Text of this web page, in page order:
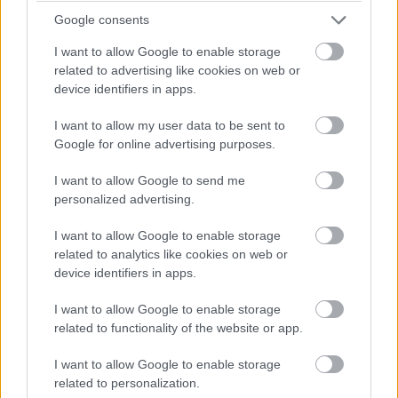
Google consents
I want to allow Google to enable storage
related to advertising like cookies on web or
device identifiers in apps.
I want to allow my user data to be sent to
Google for online advertising purposes.
I want to allow Google to send me
personalized advertising.
I want to allow Google to enable storage
related to analytics like cookies on web or
device identifiers in apps.
I want to allow Google to enable storage
related to functionality of the website or app.
I want to allow Google to enable storage
related to personalization.
csőfektetés, mint a folyóka építés kézi
erővel történt. Több mint 8000 t betont kézi
mozgatással építettek be.
A 2017 óta tartó projekt alatt a teljes alagúton éjszakai
műszakban és hétvégén is dolgozott a cég, a
metróközlekedés fenntartása mellett, ami komoly
ütemezést, logisztikát igényelt. Mára elmondható, hogy a
tették az érkező vízbefolyásokat.
A főszellőzők átépítését kézi erővel
tudták csak elvégezni
vonali főszellőző műtárgyak átépítése
gyakorlatilag
azt jelentette, hogy a külső szerkezeten kívül mindent